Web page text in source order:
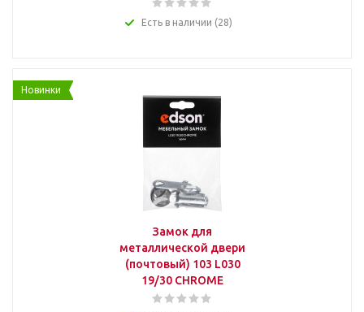
Есть в наличии (28)
Новинки
Замок для
металлической двери
(почтовый) 103 L030
19/30 CHROME